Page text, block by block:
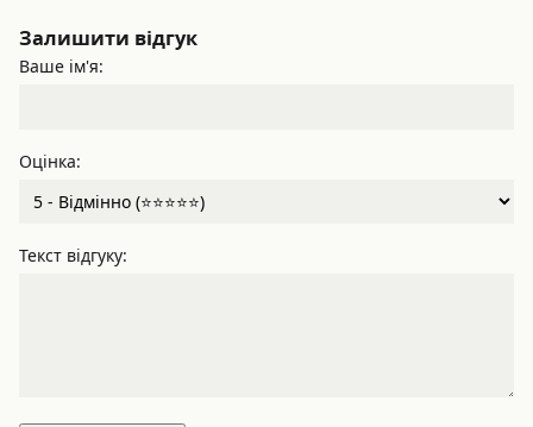
Залишити відгук
Ваше ім'я:
Оцінка:
Текст відгуку: